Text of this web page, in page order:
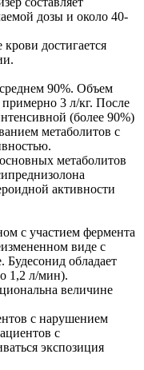
дозы и около 40-
достигается
90%. Объем
примерно 3 л/кг. После
(более 90%)
метаболитов с
метаболитов
активности
с участием фермента
виде с
обладает
1,2 л/мин).
величине
с нарушением
с
экспозиция